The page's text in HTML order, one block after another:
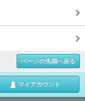
ページの先頭へ戻る
マイアカウント